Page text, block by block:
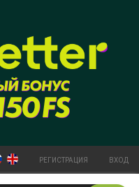
РЕГИСТРАЦИЯ ВХОД